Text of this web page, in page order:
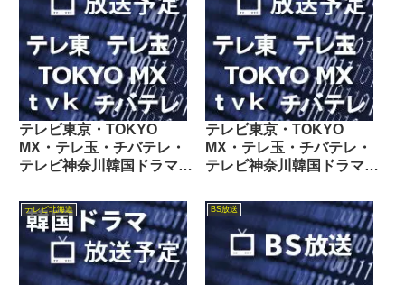
テレビ東京・TOKYO
MX・テレ玉・チバテレ・
テレビ神奈川韓国ドラマ週
03/13
テレビ東京・TOKYO
MX・テレ玉・チバテレ・
テレビ神奈川韓国ドラマ週
06/14
テレビ北海道 BS放送